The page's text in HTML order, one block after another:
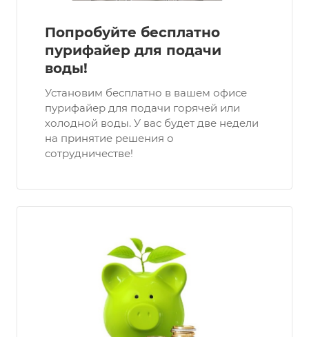
Попробуйте бесплатно
пурифайер для подачи
воды!
Установим бесплатно в вашем офисе
пурифайер для подачи горячей или
холодной воды. У вас будет две недели
на принятие решения о
сотрудничестве!